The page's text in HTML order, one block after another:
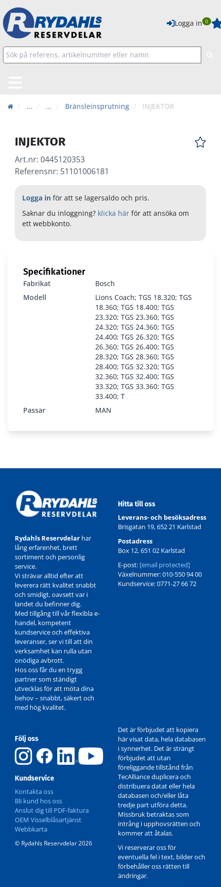
Logga in 0
... ... Bränsleinsprutning INJEKTOR
INJEKTOR
Art.nr: 0445120353
Referensnr: 51101006181
Logga in för att se lagersaldo och pris.
Saknar du inloggning? klicka här för att ansöka om
ett webbkonto.
Specifikationer
Fabrikat
Bosch
Modell
Lions Coach; TGS 18.320; TGS
18.360; TGS 18.400; TGS
23.320; TGS 23.360; TGS
24.320; TGS 24.360; TGS
24.400; TGS 26.320; TGS
26.360; TGS 26.400; TGS
28.320; TGS 28.360; TGS
28.400; TGS 32.320; TGS
32.360; TGS 32.400; TGS
33.320; TGS 33.360; TGS
33.400; T
Passar
MAN
Rydahls Reservdelar har
lång erfarenhet, brett
sortiment och personlig
service.
Vi strävar alltid efter att
leverera rätt kvalitet snabbt
och smidigt, oavsett var i
landet du befinner dig.
Med tillgång till vår flexibla e-
handel, kompetent
kundservice och effektiva
leveranser, ser vi till att din
verksamhet kan rulla utan
onödiga avbrott.
Hos oss får du en trygg
partner som ständigt
utvecklas för att möta dina
behov – snabbt, säkert och
med hög kvalitet.
Hitta till oss
Leverans- och besöksadress
Brisgatan 19, 652 21 Karlstad
Postadress
Box 12, 651 02 Karlstad
E-post: [email protected]
Växelnummer: 010-550 94 00
Kundservice: 0771-27 66 72
Följ oss
Kundservice
Kontakta oss
Bli kund hos oss
Anslut dig till PDF-faktura
OEM Visselblåsartjänst
Webbkarta
© Rydahls Reservdelar 2026
Det är förbjudet att kopiera
här visat data, hela databasen
i synnerhet. Det är strängt
förbjudet att utan
föreliggande tillstånd från
TecAlliance duplicera och
distribuera datat eller hela
databasen och/eller låta
tredje part utföra detta.
Missbruk betraktas som
intrång i upphovsrätten och
kommer att åtalas.
Vi reserverar oss för
eventuella fel i text, bilder och
förbehåller oss rätten till
ändringar.